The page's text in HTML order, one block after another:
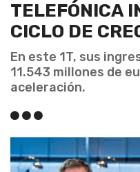
TELEFÓNICA
CICLO DE
En este 1T, sus
11.543 millones de
aceleración.